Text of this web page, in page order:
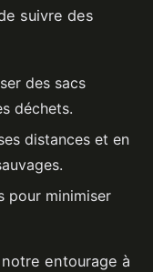
suivre des
des sacs
déchets.
distances et en
pour minimiser
entourage à